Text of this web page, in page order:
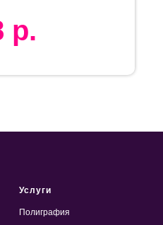
р.
Услуги
Полиграфия